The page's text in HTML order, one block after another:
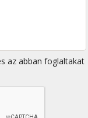
az abban foglaltakat